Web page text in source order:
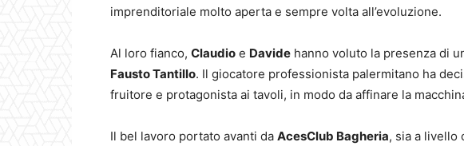
imprenditoriale molto aperta e sempre volta all’evoluzione.
Al loro fianco, Claudio e Davide hanno voluto la presenza di
Fausto Tantillo. Il giocatore professionista palermitano ha
fruitore e protagonista ai tavoli, in modo da affinare la
Il bel lavoro portato avanti da AcesClub Bagheria, sia a livello